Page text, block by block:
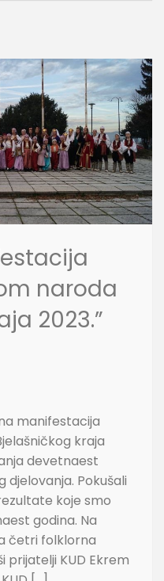
naroda
2023.”
manifestacija
kraja
devetnaest
djelovanja. Pokušali
koje smo
godina. Na
četri folklorna
prijatelji KUD Ekrem